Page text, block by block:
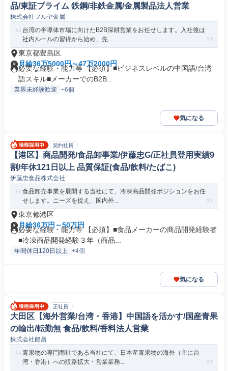
品/東証プライム 鉄鋼/非鉄金属/金属製品法人営業
株式会社フルヤ金属
台湾の半導体市場に向けたB2B深耕営業をお任せします。入社後は
社内ルールの習得から始め、先...
東京都豊島区
月給36万5000円～47万2000円
必要な経験・能力等 【必須】■ビジネスレベルの中国語/台湾
語スキル■メーカーでのB2B...
業界未経験歓迎 +6個
気になる
契約社員
【港区】商品開発/食品卸事業/伊藤忠G/正社員登用実績9
割/年休121日以上 品質保証(食品/飲料/たばこ)
伊藤忠食品株式会社
食品卸売事業を展開する当社にて、冷凍商品開発ポジションをお任
せします。ニーズを捉え、国内外...
東京都港区
月給36万円～50万円
必要な経験・能力等 【必須】■食品メーカーの商品開発経験者
■冷凍商品開発経験３年（商品...
年間休日120日以上 +4個
気になる
正社員
大田区【海外営業/台湾・香港】中国語を活かす/国産青果
の輸出/転勤無 食品/飲料/香料法人営業
株式会社船昌
青果物の専門商社である当社にて、日本産青果物の海外（主に台
湾・香港）への販路拡大・営業業務...